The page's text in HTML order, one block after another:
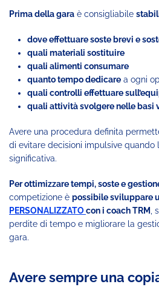
Prima della gara è consigliabile
dove effettuare soste brevi e
quali materiali sostituire
quali alimenti consumare
quanto tempo dedicare a ogni
quali controlli effettuare
quali attività svolgere nelle basi
Avere una procedura definita
di evitare decisioni impulsive quando
significativa.
Per ottimizzare tempi, soste e
competizione è possibile sviluppare
PERSONALIZZATOcon i coach TRM,
perdite di tempo e migliorare la
gara.
Avere sempre una